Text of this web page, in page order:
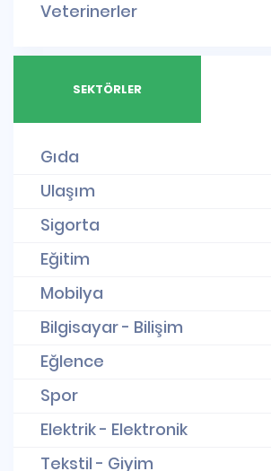
Veterinerler
SEKTÖRLER
Gıda
Ulaşım
Sigorta
Eğitim
Mobilya
Bilgisayar - Bilişim
Eğlence
Spor
Elektrik - Elektronik
Tekstil - Giyim